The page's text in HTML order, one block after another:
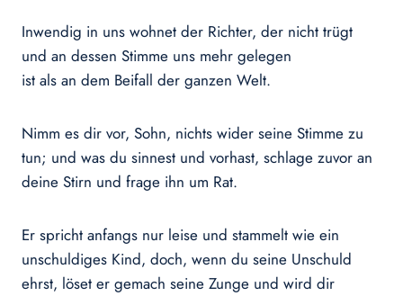
Inwendig in uns wohnet der Richter, der nicht trügt
und an dessen Stimme uns mehr gelegen
ist als an dem Beifall der ganzen Welt.
Nimm es dir vor, Sohn, nichts wider seine Stimme zu
tun; und was du sinnest und vorhast, schlage zuvor an
deine Stirn und frage ihn um Rat.
Er spricht anfangs nur leise und stammelt wie ein
unschuldiges Kind, doch, wenn du seine Unschuld
ehrst, löset er gemach seine Zunge und wird dir